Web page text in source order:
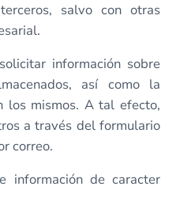
salvo con otras
información sobre
así como la
los mismos. A tal efecto,
a través del formulario
correo.
información de caracter